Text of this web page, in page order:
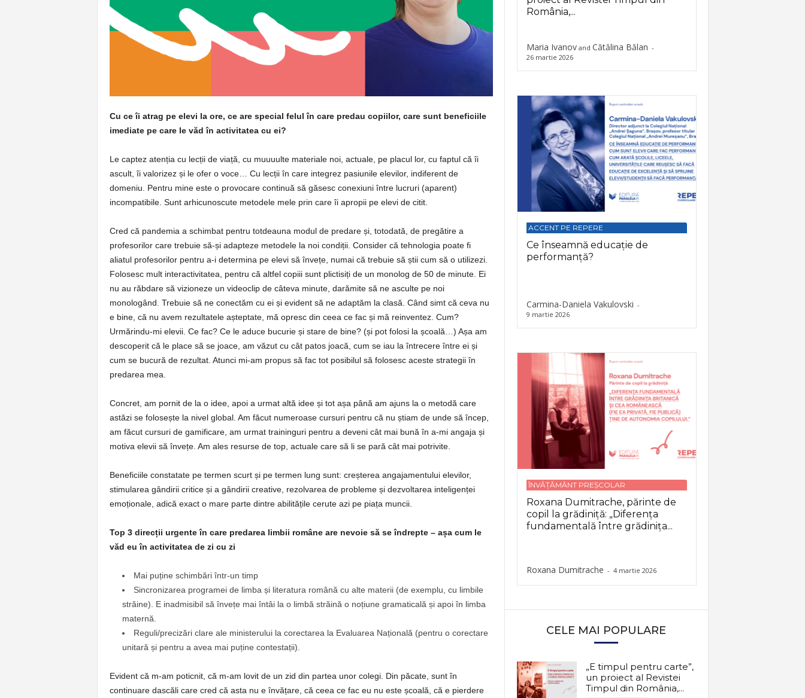
e
Cu ce îi atrag pe elevi la ore, ce are special felul în care predau copiilor, care sunt beneficiile
imediate pe care le văd în activitatea cu ei?
Le captez atenția cu lecții de viață, cu muuuulte materiale noi, actuale, pe placul lor, cu faptul că îi
ascult, îi valorizez și le ofer o voce… Cu lecții în care integrez pasiunile elevilor, indiferent de
domeniu. Pentru mine este o provocare continuă să găsesc conexiuni între lucruri (aparent)
incompatibile. Sunt arhicunoscute metodele mele prin care îi apropii pe elevi de citit.
Cred că pandemia a schimbat pentru totdeauna modul de predare și, totodată, de pregătire a
profesorilor care trebuie să-și adapteze metodele la noi condiții. Consider că tehnologia poate fi
aliatul profesorilor pentru a-i determina pe elevi să învețe, numai că trebuie să știi cum să o utilizezi.
Folosesc mult interactivitatea, pentru că altfel copiii sunt plictisiți de un monolog de 50 de minute. Ei
nu au răbdare să vizioneze un videoclip de câteva minute, darămite să ne asculte pe noi
monologând. Trebuie să ne conectăm cu ei și evident să ne adaptăm la clasă. Când simt că ceva nu
e bine, că nu avem rezultatele așteptate, mă opresc din ceea ce fac și mă reinventez. Cum?
Urmărindu-mi elevii. Ce fac? Ce le aduce bucurie și stare de bine? (și pot folosi la școală…) Așa am
descoperit că le place să se joace, am văzut cu cât patos joacă, cum se iau la întrecere între ei și
cum se bucură de rezultat. Atunci mi-am propus să fac tot posibilul să folosesc aceste strategii în
predarea mea.
Concret, am pornit de la o idee, apoi a urmat altă idee și tot așa până am ajuns la o metodă care
astăzi se folosește la nivel global. Am făcut numeroase cursuri pentru că nu știam de unde să încep,
am făcut cursuri de gamificare, am urmat traininguri pentru a deveni cât mai bună în a-mi angaja și
motiva elevii să învețe. Am ales resurse de top, actuale care să li se pară cât mai potrivite.
Beneficiile constatate pe termen scurt și pe termen lung sunt: creșterea angajamentului elevilor,
stimularea gândirii critice și a gândirii creative, rezolvarea de probleme și dezvoltarea inteligenței
emoționale, adică exact o mare parte dintre abilitățile cerute azi pe piața muncii.
Top 3 direcții urgente în care predarea limbii române are nevoie să se îndrepte – așa cum le
văd eu în activitatea de zi cu zi
Mai puține schimbări într-un timp
Sincronizarea programei de limba și literatura română cu alte materii (de exemplu, cu limbile
străine). E inadmisibil să învețe mai întâi la o limbă străină o noțiune gramaticală și apoi în limba
maternă.
Reguli/precizări clare ale ministerului la corectarea la Evaluarea Națională (pentru o corectare
unitară și pentru a avea mai puține contestații).
Evident că m-am poticnit, că m-am lovit de un zid din partea unor colegi. Din păcate, sunt în
continuare dascăli care cred că asta nu e învățare, că ceea ce fac eu nu este școală, că e pierdere
România,...
Maria Ivanovand Cătălina Bălan -
26 martie 2026
ACCENT PE REPERE
Ce înseamnă educație de
performanță?
Carmina-Daniela Vakulovski -
9 martie 2026
ÎNVĂȚĂMÂNT PREȘCOLAR
Roxana Dumitrache, părinte de
copil la grădiniță: „Diferența
fundamentală între grădinița...
Roxana Dumitrache - 4 martie 2026
CELE MAI POPULARE
„E timpul pentru carte”,
un proiect al Revistei
Timpul din România,...